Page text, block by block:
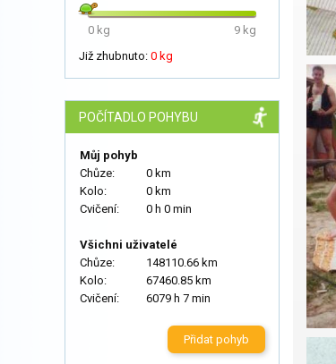
0 kg
9 kg
Již zhubnuto: 0 kg
POČÍTADLO POHYBU
Můj pohyb
Chůze:
0 km
Kolo:
0 km
Cvičení:
0 h 0 min
Všichni uživatelé
Chůze:
148110.66 km
Kolo:
67460.85 km
Cvičení:
6079 h 7 min
Přidat pohyb